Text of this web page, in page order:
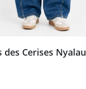
des Cerises